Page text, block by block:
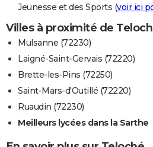
Jeunesse et des Sports (voir ici
Villes à proximité de
Mulsanne (72230)
Laigné-Saint-Gervais (72220)
Brette-les-Pins (72250)
Saint-Mars-d'Outillé (72220)
Ruaudin (72230)
Meilleurs lycées dans la Sarthe